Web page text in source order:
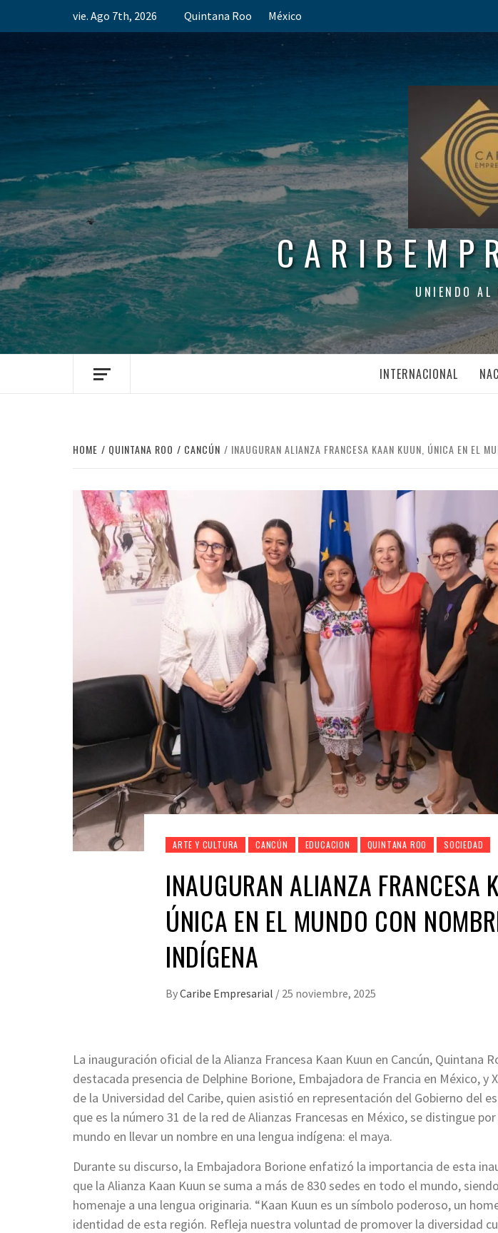
vie. Ago 7th, 2026 Quintana Roo México
UNIENDO AL
INTERNACIONAL
HOME QUINTANA ROO CANCÚN INAUGURAN ALIANZA FRANCESA KAAN KUUN, ÚNICA EN EL
ARTE Y CULTURA CANCÚN EDUCACION QUINTANA ROO SOCIEDAD
INAUGURAN ALIANZA FRANCESA
ÚNICA EN EL MUNDO CON
INDÍGENA
ByCaribe Empresarial / 25 noviembre, 2025
La inauguración oficial de la Alianza Francesa Kaan Kuun en Cancún, Quintana
destacada presencia de Delphine Borione, Embajadora de Francia en México, y
de la Universidad del Caribe, quien asistió en representación del Gobierno del
que es la número 31 de la red de Alianzas Francesas en México, se distingue
mundo en llevar un nombre en una lengua indígena: el maya.
Durante su discurso, la Embajadora Borione enfatizó la importancia de esta
que la Alianza Kaan Kuun se suma a más de 830 sedes en todo el mundo,
homenaje a una lengua originaria. “Kaan Kuun es un símbolo poderoso, un
identidad de esta región. Refleja nuestra voluntad de promover la diversidad